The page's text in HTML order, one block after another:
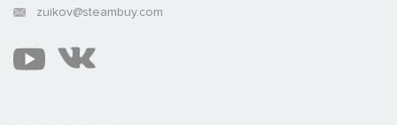
zuikov@steambuy.com